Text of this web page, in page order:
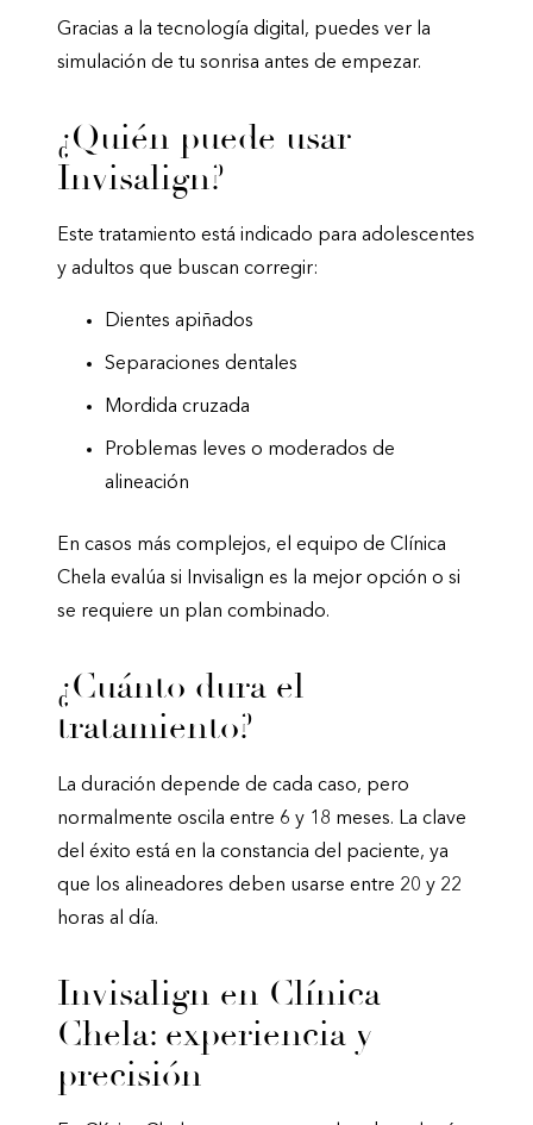
Gracias a la tecnología digital, puedes ver la
simulación de tu sonrisa antes de empezar.
¿Quién puede usar
Invisalign?
Este tratamiento está indicado para adolescentes
y adultos que buscan corregir:
Dientes apiñados
Separaciones dentales
Mordida cruzada
Problemas leves o moderados de
alineación
En casos más complejos, el equipo de Clínica
Chela evalúa si Invisalign es la mejor opción o si
se requiere un plan combinado.
¿Cuánto dura el
tratamiento?
La duración depende de cada caso, pero
normalmente oscila entre 6 y 18 meses. La clave
del éxito está en la constancia del paciente, ya
que los alineadores deben usarse entre 20 y 22
horas al día.
Invisalign en Clínica
Chela: experiencia y
precisión